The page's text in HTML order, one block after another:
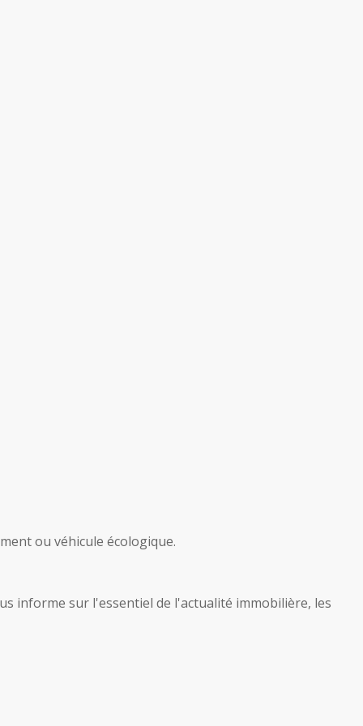
ou véhicule écologique.
informe sur l'essentiel de l'actualité immobilière, les